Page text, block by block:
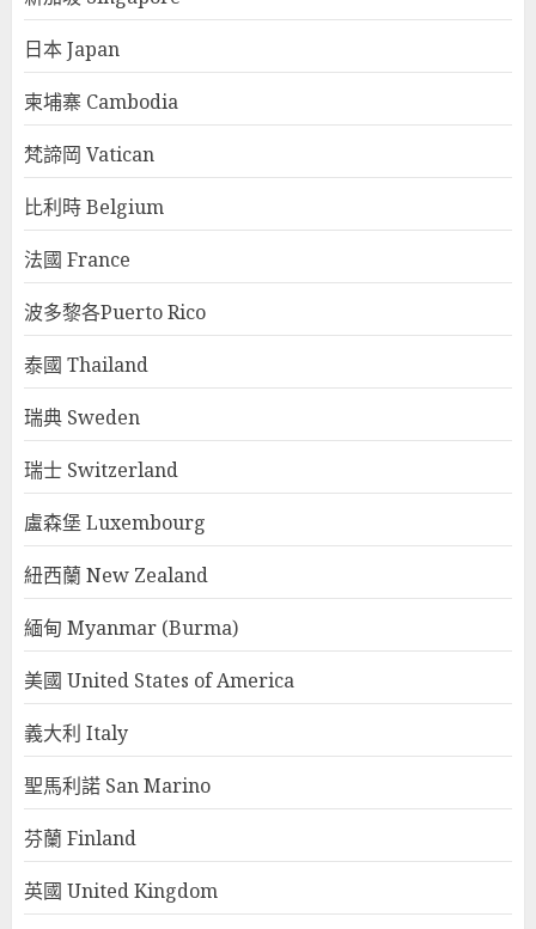
日本 Japan
柬埔寨 Cambodia
梵諦岡 Vatican
比利時 Belgium
法國 France
波多黎各Puerto Rico
泰國 Thailand
瑞典 Sweden
瑞士 Switzerland
盧森堡 Luxembourg
紐西蘭 New Zealand
緬甸 Myanmar (Burma)
美國 United States of America
義大利 Italy
聖馬利諾 San Marino
芬蘭 Finland
英國 United Kingdom